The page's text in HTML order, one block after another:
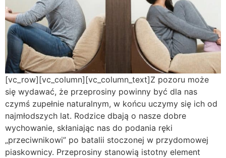
[vc_row][vc_column][vc_column_text]Z pozoru może
się wydawać, że przeprosiny powinny być dla nas
czymś zupełnie naturalnym, w końcu uczymy się ich od
najmłodszych lat. Rodzice dbają o nasze dobre
wychowanie, skłaniając nas do podania ręki
„przeciwnikowi” po batalii stoczonej w przydomowej
piaskownicy. Przeprosiny stanowią istotny element